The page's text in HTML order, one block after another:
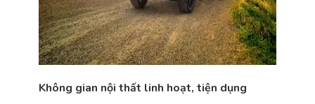
Không gian nội thất linh hoạt, tiện dụng